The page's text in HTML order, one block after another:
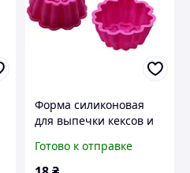
Форма силиконовая
для выпечки кексов и
Василек Ø 9 см H 4 см
порционная для
Готово к отправке